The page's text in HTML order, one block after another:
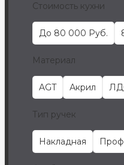
Стоимость кухни
До 80 000 Руб.
Материал
AGT Акрил
Тип ручек
Накладная